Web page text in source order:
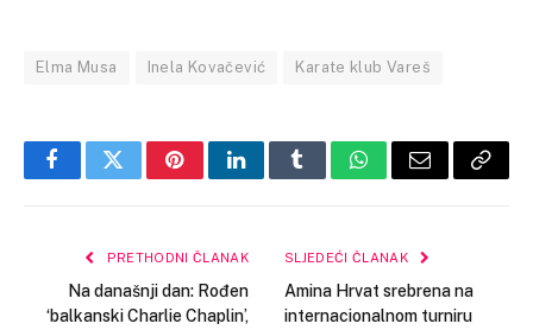
Elma Musa Inela Kovačević Karate klub Vareš
FacebookTwitterPinterestLinkedInTumblrWhatsApp
Email Copy
PRETHODNI ČLANAK
Na današnji dan: Rođen
‘balkanski Charlie Chaplin’,
SLJEDEĆI ČLANAK
Amina Hrvat srebrena na
internacionalnom turniru